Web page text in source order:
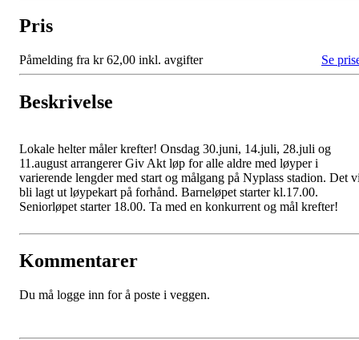
Pris
Påmelding fra kr 62,00 inkl. avgifter Se
Beskrivelse
Lokale helter måler krefter! Onsdag 30.juni, 14.juli, 28.juli og
11.august arrangerer Giv Akt løp for alle aldre med løyper i
varierende lengder med start og målgang på Nyplass stadion. Det
bli lagt ut løypekart på forhånd. Barneløpet starter kl.17.00.
Seniorløpet starter 18.00. Ta med en konkurrent og mål krefter!
Kommentarer
Du må logge inn for å poste i veggen.